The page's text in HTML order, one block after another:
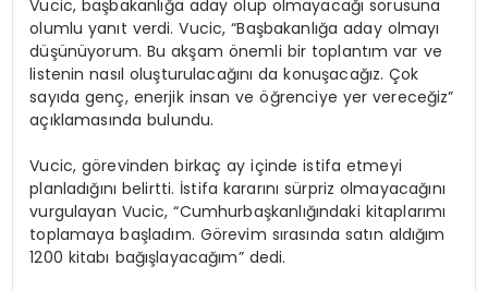
Vucic, başbakanlığa aday olup olmayacağı sorusuna
olumlu yanıt verdi. Vucic, “Başbakanlığa aday olmayı
düşünüyorum. Bu akşam önemli bir toplantım var ve
listenin nasıl oluşturulacağını da konuşacağız. Çok
sayıda genç, enerjik insan ve öğrenciye yer vereceğiz”
açıklamasında bulundu.
Vucic, görevinden birkaç ay içinde istifa etmeyi
planladığını belirtti. İstifa kararını sürpriz olmayacağını
vurgulayan Vucic, “Cumhurbaşkanlığındaki kitaplarımı
toplamaya başladım. Görevim sırasında satın aldığım
1200 kitabı bağışlayacağım” dedi.